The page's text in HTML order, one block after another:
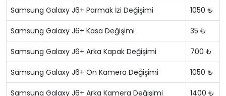
Samsung Galaxy J6+ Parmak İzi Değişimi 1050 ₺
Samsung Galaxy J6+ Kasa Değişimi 35 ₺
Samsung Galaxy J6+ Arka Kapak Değişimi 700 ₺
Samsung Galaxy J6+ Ön Kamera Değişimi 1050 ₺
Samsung Galaxy J6+ Arka Kamera Değişimi 1400 ₺